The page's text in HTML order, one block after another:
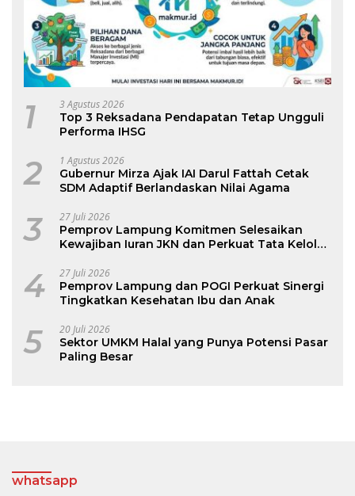
1 3 Agustus 2026
Top 3 Reksadana Pendapatan Tetap Ungguli
Performa IHSG
2 1 Agustus 2026
Gubernur Mirza Ajak IAI Darul Fattah Cetak
SDM Adaptif Berlandaskan Nilai Agama
3 27 Juli 2026
Pemprov Lampung Komitmen Selesaikan
Kewajiban Iuran JKN dan Perkuat Tata Kelola
4 27 Juli 2026
Pemprov Lampung dan POGI Perkuat Sinergi
Tingkatkan Kesehatan Ibu dan Anak
5 20 Juli 2026
Sektor UMKM Halal yang Punya Potensi Pasar
Paling Besar
whatsapp